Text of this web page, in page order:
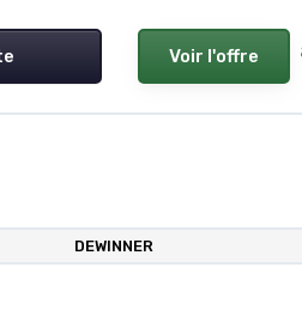
Voir l'offre
DEWINNER